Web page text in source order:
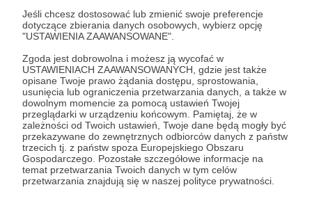
Jeśli chcesz dostosować lub zmienić swoje preferencje
dotyczące zbierania danych osobowych, wybierz opcję
"USTAWIENIA ZAAWANSOWANE".
Zgoda jest dobrowolna i możesz ją wycofać w
USTAWIENIACH ZAAWANSOWANYCH, gdzie jest także
opisane Twoje prawo żądania dostępu, sprostowania,
usunięcia lub ograniczenia przetwarzania danych, a także w
dowolnym momencie za pomocą ustawień Twojej
przeglądarki w urządzeniu końcowym. Pamiętaj, że w
zależności od Twoich ustawień, Twoje dane będą mogły być
przekazywane do zewnętrznych odbiorców danych z państw
trzecich tj. z państw spoza Europejskiego Obszaru
Gospodarczego. Pozostałe szczegółowe informacje na
temat przetwarzania Twoich danych w tym celów
przetwarzania znajdują się w naszej polityce prywatności.
07.03.2022 Brak komentarzy